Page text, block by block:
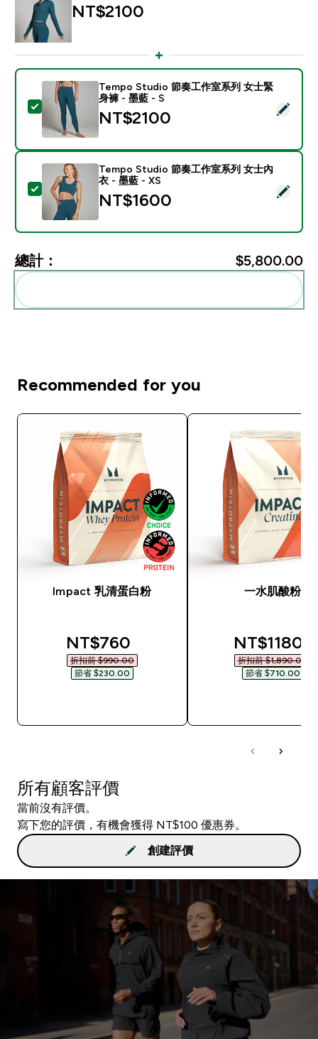
NT$2100‎
選取此商品 - Tempo Studio 節奏工作室系列 女士緊身
Tempo Studio 節奏工作室系列 女士緊
身褲 - 墨藍 - S
NT$2100‎
選取此商品 - Tempo Studio 節奏工作室系列 女士內衣
Tempo Studio 節奏工作室系列 女士內
衣 - 墨藍 - XS
NT$1600‎
總計： $5,800.00‎
Recommended for you
Impact 乳清蛋白粉
discounted price
NT$760‎
折扣前 $990.00‎
節省 $230.00‎
一水肌酸粉
NT$1180‎
折扣前 $1,890.00‎
節省 $710.00‎
所有顧客評價
當前沒有評價。
寫下您的評價，有機會獲得 NT$100 優惠券。
創建評價